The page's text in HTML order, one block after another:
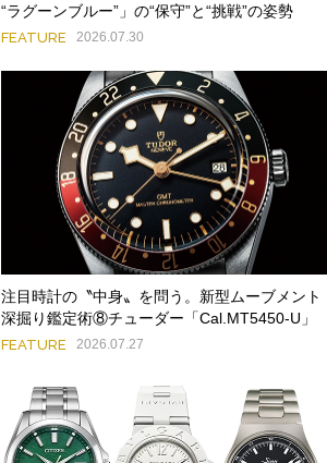
“ラグーンブルー”」の“保守”と“挑戦”の姿勢
FEATURE 2026.07.30
注目時計の〝中身〟を問う。新型ムーブメント
深掘り鑑定術⑧チューダー「Cal.MT5450-U」
FEATURE 2026.07.27